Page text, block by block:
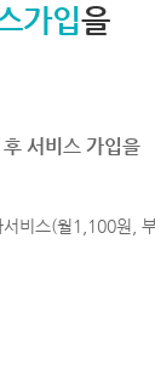
가입을
후 서비스 가입을
서비스(월1,100원,